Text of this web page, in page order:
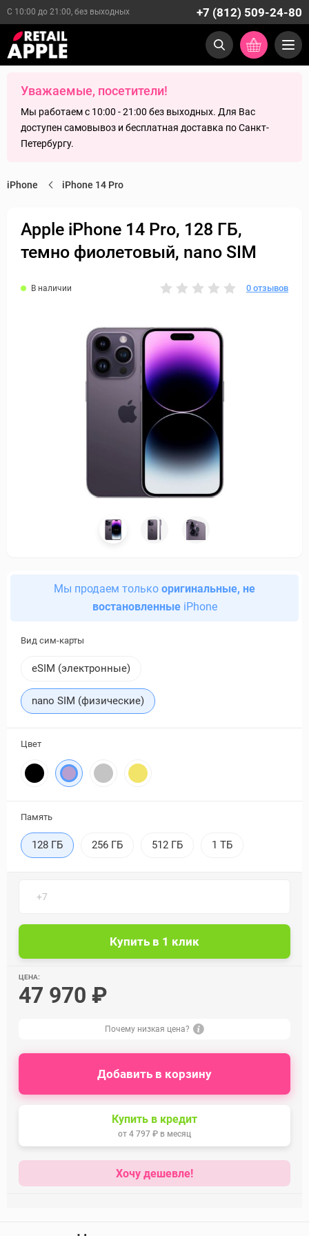
С 10:00 до 21:00, без выходных +7 (812) 509-24-80
Уважаемые, посетители!
Мы работаем с 10:00 - 21:00 без выходных. Для Вас
доступен самовывоз и бесплатная доставка по Санкт-
Петербургу.
iPhone iPhone 14 Pro
Apple iPhone 14 Pro, 128 ГБ,
темно фиолетовый, nano SIM
В наличии 0 отзывов
Мы продаем только оригинальные, не
востановленныеiPhone
Вид сим-карты
eSIM (электронные)
nano SIM (физические)
Цвет
Память
128 ГБ 256 ГБ 512 ГБ 1 ТБ
ЦЕНА:
47 970 ₽
Почему низкая цена?
Добавить в корзину
Купить в кредит
от 4 797 ₽ в месяц
Хочу дешевле!